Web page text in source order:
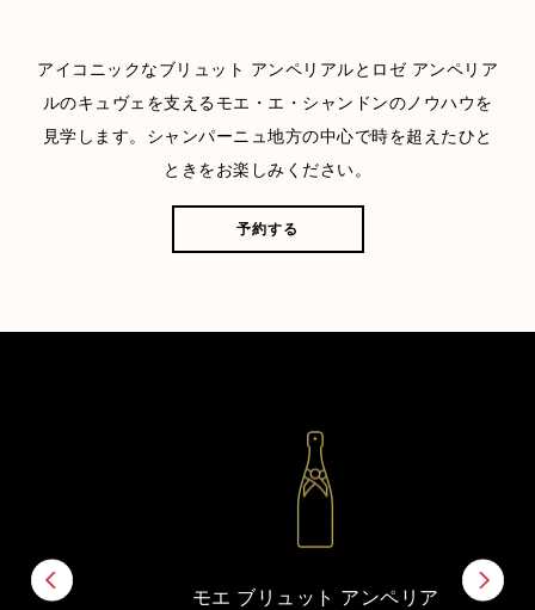
アイコニックなブリュット アンペリアルとロゼ アンペリア
ルのキュヴェを支えるモエ・エ・シャンドンのノウハウを
見学します。シャンパーニュ地方の中心で時を超えたひと
ときをお楽しみください。
予約する
モエ ブリュット アンペリア